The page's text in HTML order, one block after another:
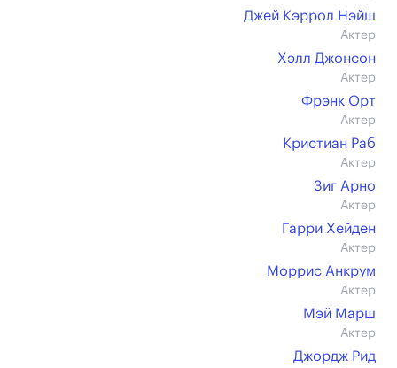
Джей Кэррол Нэйш
Актер
Хэлл Джонсон
Актер
Фрэнк Орт
Актер
Кристиан Раб
Актер
Зиг Арно
Актер
Гарри Хейден
Актер
Моррис Анкрум
Актер
Мэй Марш
Актер
Джордж Рид